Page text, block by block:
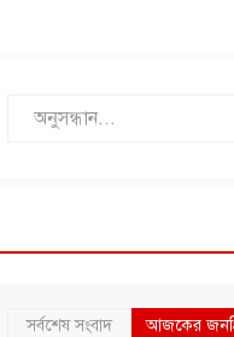
সর্বশেষ সংবাদ আজকের